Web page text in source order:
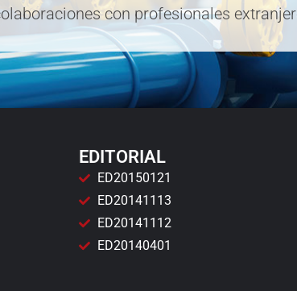
con profesionales
EDITORIAL
ED20150121
ED20141113
ED20141112
ED20140401